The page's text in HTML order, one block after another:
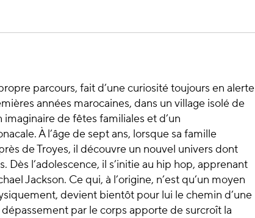
parcours, fait d’une curiosité toujours en alerte
années marocaines, dans un village isolé de
de fêtes familiales et d’un
À l’âge de sept ans, lorsque sa famille
de Troyes, il découvre un nouvel univers dont
Dès l’adolescence, il s’initie au hip hop, apprenant
Jackson. Ce qui, à l’origine, n’est qu’un moyen
devient bientôt pour lui le chemin d’une
par le corps apporte de surcroît la